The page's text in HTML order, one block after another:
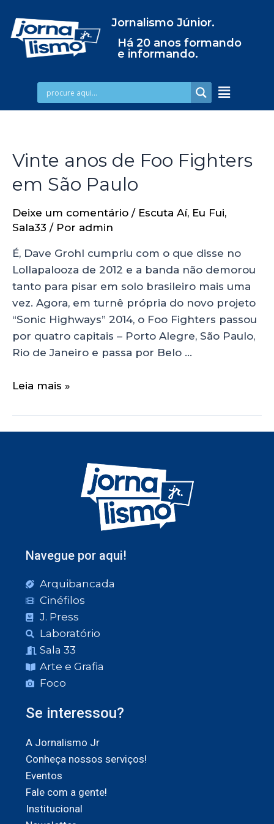
Jornalismo Júnior.
Há 20 anos formando
e informando.
Vinte anos de Foo Fighters
em São Paulo
Deixe um comentário / Escuta Aí, Eu Fui,
Sala33 / Por admin
É, Dave Grohl cumpriu com o que disse no
Lollapalooza de 2012 e a banda não demorou
tanto para pisar em solo brasileiro mais uma
vez. Agora, em turnê própria do novo projeto
“Sonic Highways” 2014, o Foo Fighters passou
por quatro capitais – Porto Alegre, São Paulo,
Rio de Janeiro e passa por Belo …
Leia mais »
Navegue por aqui!
Arquibancada
Cinéfilos
J. Press
Laboratório
Sala 33
Arte e Grafia
Foco
Se interessou?
A Jornalismo Jr
Conheça nossos serviços!
Eventos
Fale com a gente!
Institucional